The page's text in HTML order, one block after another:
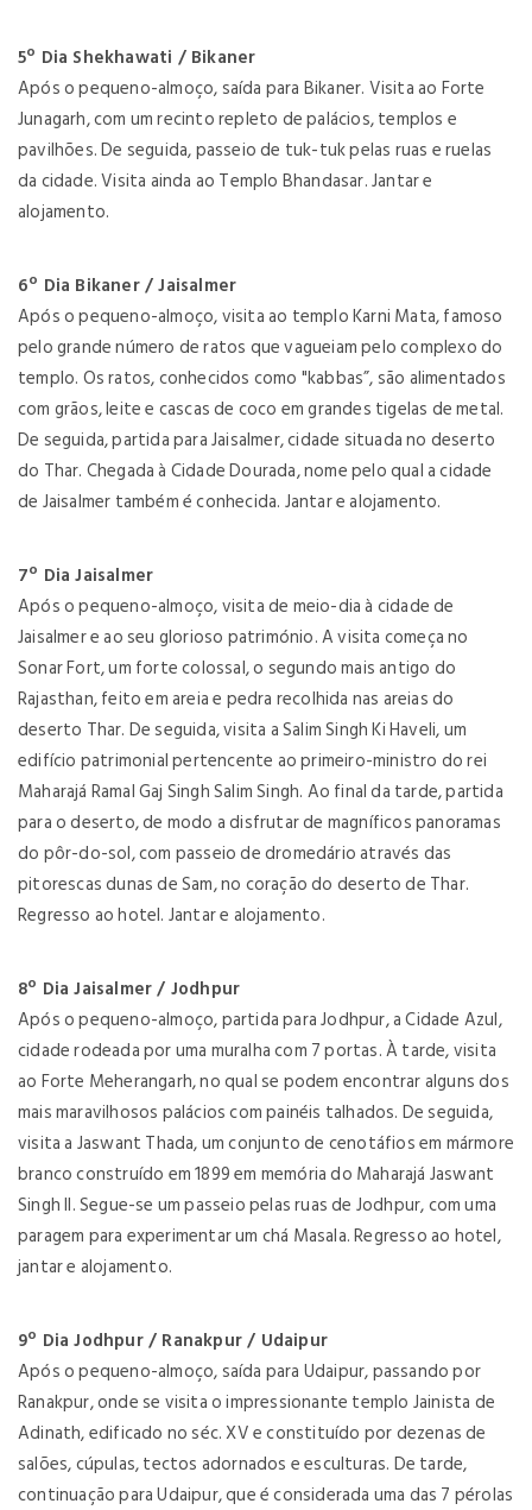
5º Dia Shekhawati / Bikaner
Após o pequeno-almoço, saída para Bikaner. Visita ao Forte
Junagarh, com um recinto repleto de palácios, templos e
pavilhões. De seguida, passeio de tuk-tuk pelas ruas e ruelas
da cidade. Visita ainda ao Templo Bhandasar. Jantar e
alojamento.
6º Dia Bikaner / Jaisalmer
Após o pequeno-almoço, visita ao templo Karni Mata, famoso
pelo grande número de ratos que vagueiam pelo complexo do
templo. Os ratos, conhecidos como "kabbas”, são alimentados
com grãos, leite e cascas de coco em grandes tigelas de metal.
De seguida, partida para Jaisalmer, cidade situada no deserto
do Thar. Chegada à Cidade Dourada, nome pelo qual a cidade
de Jaisalmer também é conhecida. Jantar e alojamento.
7º Dia Jaisalmer
Após o pequeno-almoço, visita de meio-dia à cidade de
Jaisalmer e ao seu glorioso património. A visita começa no
Sonar Fort, um forte colossal, o segundo mais antigo do
Rajasthan, feito em areia e pedra recolhida nas areias do
deserto Thar. De seguida, visita a Salim Singh Ki Haveli, um
edifício patrimonial pertencente ao primeiro-ministro do rei
Maharajá Ramal Gaj Singh Salim Singh. Ao final da tarde, partida
para o deserto, de modo a disfrutar de magníficos panoramas
do pôr-do-sol, com passeio de dromedário através das
pitorescas dunas de Sam, no coração do deserto de Thar.
Regresso ao hotel. Jantar e alojamento.
8º Dia Jaisalmer / Jodhpur
Após o pequeno-almoço, partida para Jodhpur, a Cidade Azul,
cidade rodeada por uma muralha com 7 portas. À tarde, visita
ao Forte Meherangarh, no qual se podem encontrar alguns dos
mais maravilhosos palácios com painéis talhados. De seguida,
visita a Jaswant Thada, um conjunto de cenotáfios em mármore
branco construído em 1899 em memória do Maharajá Jaswant
Singh II. Segue-se um passeio pelas ruas de Jodhpur, com uma
paragem para experimentar um chá Masala. Regresso ao hotel,
jantar e alojamento.
9º Dia Jodhpur / Ranakpur / Udaipur
Após o pequeno-almoço, saída para Udaipur, passando por
Ranakpur, onde se visita o impressionante templo Jainista de
Adinath, edificado no séc. XV e constituído por dezenas de
salões, cúpulas, tectos adornados e esculturas. De tarde,
continuação para Udaipur, que é considerada uma das 7 pérolas